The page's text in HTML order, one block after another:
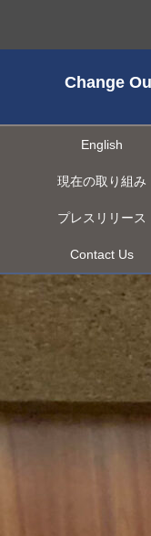
Change
English
現在の取り組み
プレスリリース
Contact Us